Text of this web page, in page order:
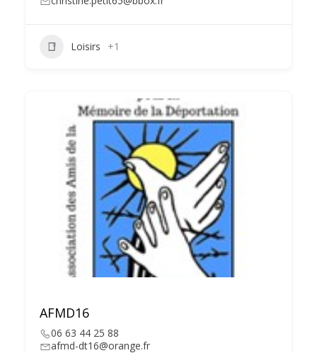
Loisirs +1
AFMD16
06 63 44 25 88
afmd-dt16@orange.fr